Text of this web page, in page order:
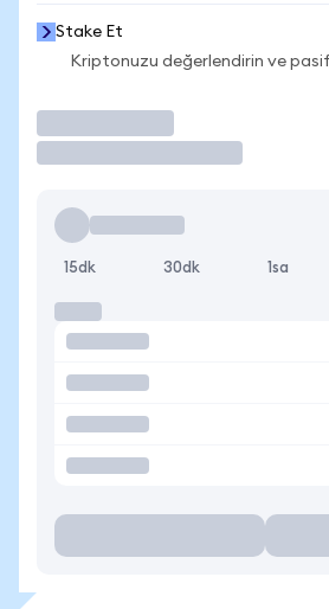
Stake Et
Kriptonuzu değerlendirin ve
15dk 30dk 1sa